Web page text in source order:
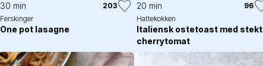
30 min
203
Ferskinger
One pot lasagne
20 min
96
Hattekokken
Italiensk ostetoast med stekt
cherrytomat